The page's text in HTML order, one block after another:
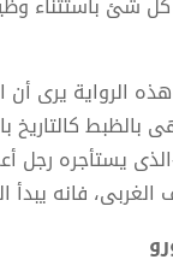
يرى أن
بالظبط كالتاريخ
هول”-الذى يستأجره
الغربى، فانه